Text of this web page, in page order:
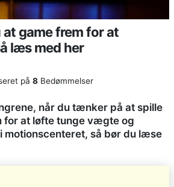
game frem for at
læs med her
på 8 Bedømmelser
når du tænker på at spille
for at løfte tunge vægte og
så bør du læse